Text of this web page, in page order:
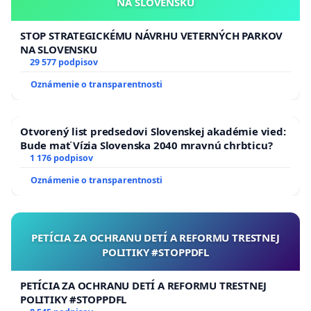
Simson Club Slovakia
STOP STRATEGICKÉMU NÁVRHU VETERNÝCH PARKOV
NA SLOVENSKU
29 577 podpisov
Oznámenie o transparentnosti
Otvorený list predsedovi Slovenskej akadémie vied:
Bude mať Vízia Slovenska 2040 mravnú chrbticu?
1 176 podpisov
Oznámenie o transparentnosti
PETÍCIA ZA OCHRANU DETÍ A REFORMU TRESTNEJ
POLITIKY #STOPPDFL
PETÍCIA ZA OCHRANU DETÍ A REFORMU TRESTNEJ
POLITIKY #STOPPDFL